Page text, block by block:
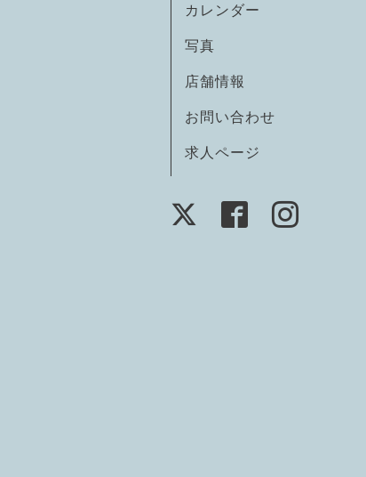
カレンダー
写真
店舗情報
お問い合わせ
求人ページ